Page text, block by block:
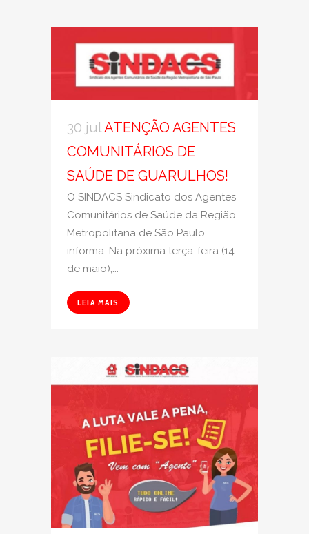
30 julATENÇÃO AGENTES
COMUNITÁRIOS DE
SAÚDE DE GUARULHOS!
O SINDACS Sindicato dos Agentes
Comunitários de Saúde da Região
Metropolitana de São Paulo,
informa: Na próxima terça-feira (14
de maio),...
LEIA MAIS